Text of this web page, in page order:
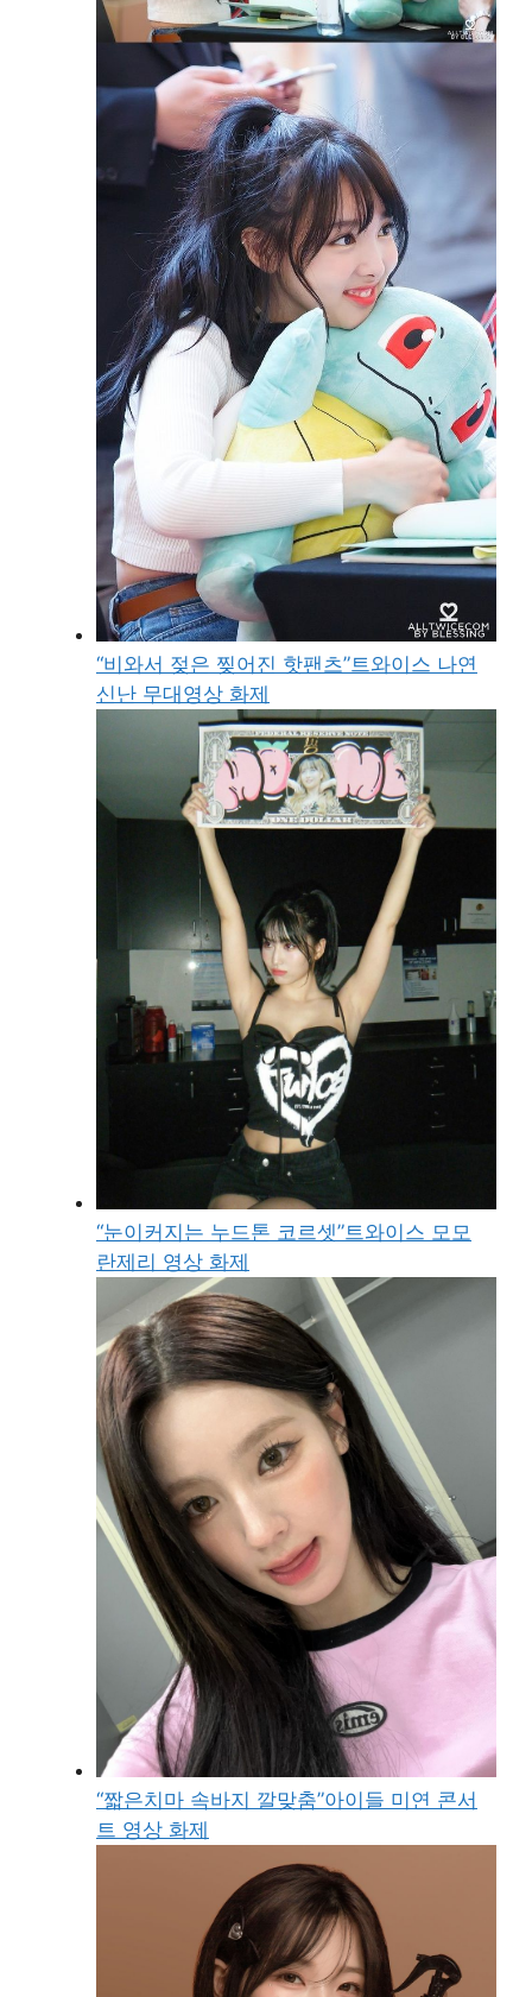
“비와서 젖은 찢어진 핫팬츠”트와이스 나연
신난 무대영상 화제
“눈이커지는 누드톤 코르셋”트와이스 모모
란제리 영상 화제
“짧은치마 속바지 깔맞춤”아이들 미연 콘서
트 영상 화제